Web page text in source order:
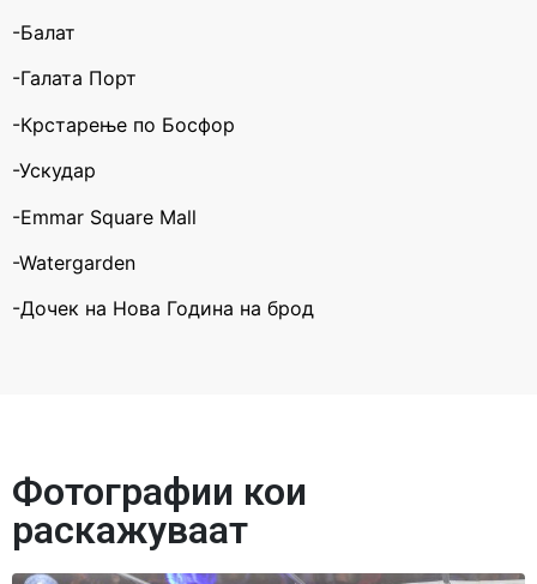
-Балат
-Галата Порт
-Крстарење по Босфор
-Ускудар
-Emmar Square Mall
-Watergarden
-Дочек на Нова Година на брод
Фотографии кои
раскажуваат